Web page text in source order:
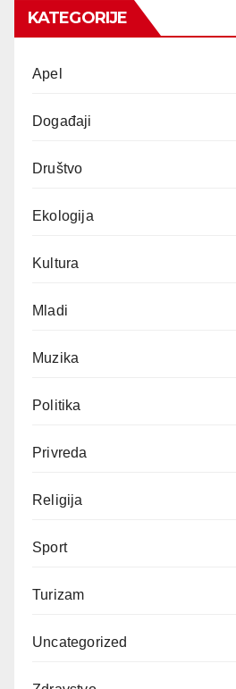
KATEGORIJE
Apel
Događaji
Društvo
Ekologija
Kultura
Mladi
Muzika
Politika
Privreda
Religija
Sport
Turizam
Uncategorized